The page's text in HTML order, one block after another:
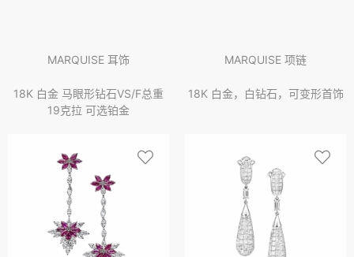
MARQUISE 耳饰
18K 白金 马眼形钻石VS/F总重
19克拉 可选铂金
MARQUISE 项链
18K 白金，白钻石，可变形首饰